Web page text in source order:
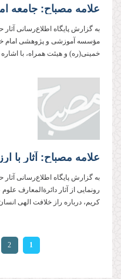
به گزارش پایگاه اطلاع‌رسانی
مؤسسه آموزشی و پژوهشی امام
خمینی(ره) و هیئت همراه، با اشاره
به گزارش پایگاه اطلاع‌رسانی
رونمایی از آثار دائرة‌المعارف
کریم، درباره راز خلافت الهی
صفحه‌ها 1
2